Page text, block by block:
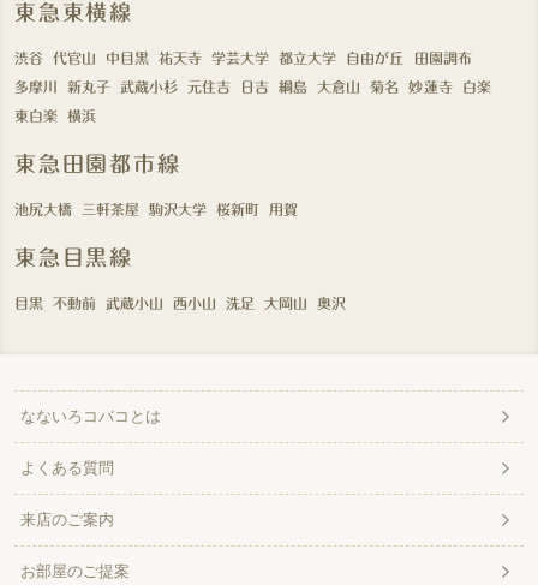
東急東横線
渋谷 代官山 中目黒 祐天寺 学芸大学 都立大学 自由が丘
田園調布
多摩川
新丸子 武蔵小杉 元住吉 日吉 綱島 大倉山 菊名 妙蓮寺
白楽
東白楽
横浜
東急田園都市線
池尻大橋 三軒茶屋 駒沢大学 桜新町 用賀
東急目黒線
目黒 不動前 武蔵小山 西小山 洗足 大岡山 奥沢
なないろコバコとは
よくある質問
来店のご案内
お部屋のご提案